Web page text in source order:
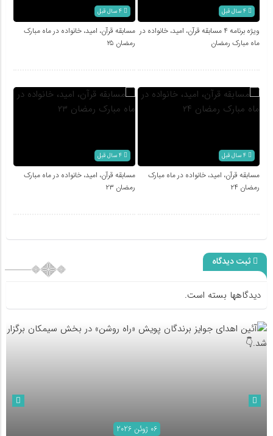
4 سال قبل
ویژه برنامه ۴ مسابقه قرآن، امید، خانواده در
ماه مبارک رمضان
مسابقه قرآن، امید، خانواده در ماه مبارک
رمضان ۲۵
4 سال قبل
مسابقه قرآن، امید، خانواده در ماه مبارک
رمضان ۲۴
مسابقه قرآن، امید، خانواده در ماه مبارک
رمضان ۲۳
ثبت دیدگاه
دیدگاهها بسته است.
06 ژوئن 2026